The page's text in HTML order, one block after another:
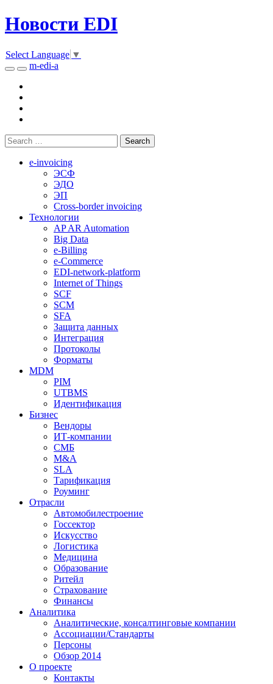
Новости EDI
Select Language ▼
m-edi-a
e-invoicing
ЭСФ
ЭДО
ЭП
Cross-border invoicing
Технологии
AP AR Automation
Big Data
e-Billing
e-Commerce
EDI-network-platform
Internet of Things
SCF
SCM
SFA
Защита данных
Интеграция
Протоколы
Форматы
MDM
PIM
UTBMS
Идентификация
Бизнес
Вендоры
ИТ-компании
СМБ
M&A
SLA
Тарификация
Роуминг
Отрасли
Автомобилестроение
Госсектор
Искусство
Логистика
Медицина
Образование
Ритейл
Страхование
Финансы
Аналитика
Аналитические, консалтинговые компании
Ассоциации/Стандарты
Персоны
Обзор 2014
О проекте
Контакты